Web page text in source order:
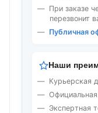
При заказе
перезвонит
Публичная
Наши
Курьерская
Официальная
Экспертная